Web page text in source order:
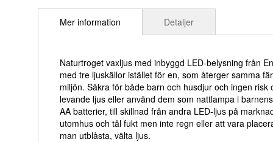
till
börjanMer information
Naturtroget vaxljus med inbyggd LED-belysning från
med tre ljuskällor istället för en, som återger samma
miljön. Säkra för både barn och husdjur och ingen
levande ljus eller använd dem som nattlampa i
AA batterier, till skillnad från andra LED-ljus på
utomhus och tål fukt men inte regn eller att vara
man utblåsta, välta ljus.
Detaljer